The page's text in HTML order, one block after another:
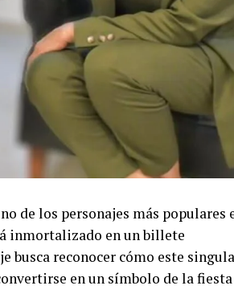
de los personajes más populares
inmortalizado en un billete
busca reconocer cómo este
en un símbolo de la fiesta